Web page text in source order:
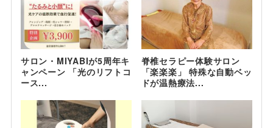
サロン・MIYABIが5周年キ
ャンペーン 「光のリフトコ
ース...
脊椎セラピー体験サロン
「楽楽楽」 特殊な自動ベッ
ドが温熱療法...